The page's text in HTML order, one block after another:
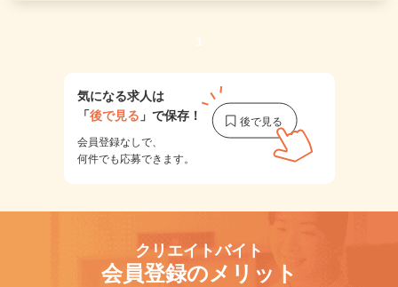
1
気になる求人は
「後で見る 」で保存！
会員登録なしで、
何件でも応募できます。
クリエイトバイト
会員登録のメリット